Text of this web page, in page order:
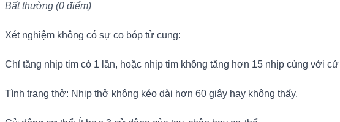
Bất thường (0 điểm)
Xét nghiệm không có sự co bóp tử cung:
Chỉ tăng nhịp tim có 1 lần, hoặc nhịp tim không tăng hơn 15 nhịp cùng với cử
Tình trạng thở: Nhịp thở không kéo dài hơn 60 giây hay không thấy.